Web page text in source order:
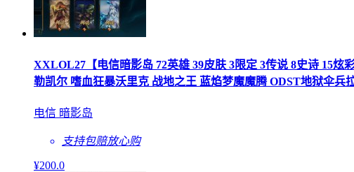
XXLOL27【电信暗影岛 72英雄 39皮肤 3限定 3传说 8史诗 15
勒凯尔 嗜血狂暴沃里克 战地之王 蓝焰梦魔魔腾 ODST地狱伞
电信 暗影岛
支持包赔放心购
¥200.0